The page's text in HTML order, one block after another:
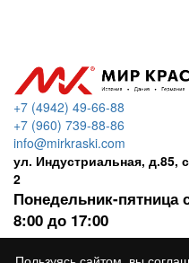
+7 (4942) 49-66-88
+7 (960) 739-88-86
info@mirkraski.com
ул. Индустриальная, д.85,
2
Понедельник-пятница
8:00 до 17:00